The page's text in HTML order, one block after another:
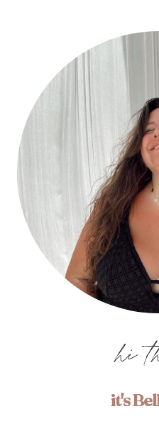
hi
it's